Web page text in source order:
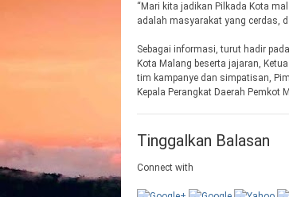
“Mari kita jadikan Pilkada Kota
adalah masyarakat yang cerdas,
Sebagai informasi, turut hadir
Kota Malang beserta jajaran,
tim kampanye dan simpatisan,
Kepala Perangkat Daerah Pemkot
Tinggalkan Balasan
Connect with